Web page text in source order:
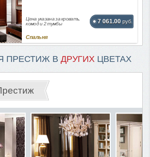
Цена указана за кровать,
комод и 2 тумбы
7 061.00 руб.
Спальня
ПРЕСТИЖ В ДРУГИХ ЦВЕТАХ